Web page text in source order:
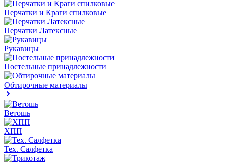
Перчатки и Краги спилковые
Перчатки Латексные
Рукавицы
Постельные принадлежности
Обтирочные материалы
Ветошь
ХПП
Тех. Салфетка